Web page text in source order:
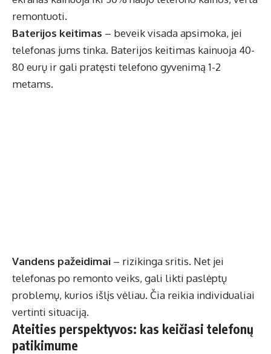
remontuoti.
Baterijos keitimas – beveik visada apsimoka, jei
telefonas jums tinka. Baterijos keitimas kainuoja 40-
80 eurų ir gali pratęsti telefono gyvenimą 1-2
metams.
Vandens pažeidimai – rizikinga sritis. Net jei
telefonas po remonto veiks, gali likti paslėptų
problemų, kurios išlįs vėliau. Čia reikia individualiai
vertinti situaciją.
Ateities perspektyvos: kas keičiasi telefonų
patikimume